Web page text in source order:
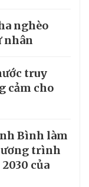
nghèo
nhân
truy
cảm cho
Bình làm
trình
của